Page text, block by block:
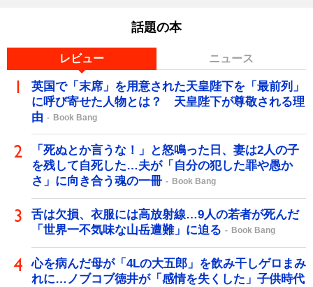
話題の本
レビュー ニュース
英国で「末席」を用意された天皇陛下を「最前列」
に呼び寄せた人物とは？ 天皇陛下が尊敬される理
由
Book Bang
「死ぬとか言うな！」と怒鳴った日、妻は2人の子
を残して自死した…夫が「自分の犯した罪や愚か
さ」に向き合う魂の一冊
Book Bang
舌は欠損、衣服には高放射線…9人の若者が死んだ
「世界一不気味な山岳遭難」に迫る
Book Bang
心を病んだ母が「4Lの大五郎」を飲み干しゲロまみ
れに…ノブコブ徳井が「感情を失くした」子供時代